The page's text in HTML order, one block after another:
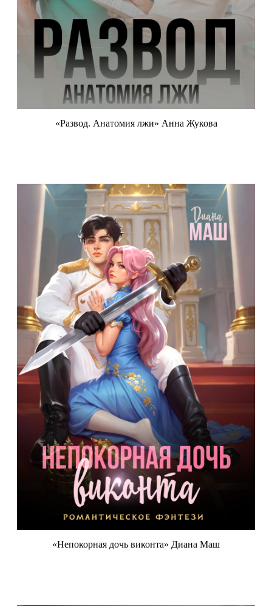
«Развод. Анатомия лжи» Анна Жукова
«Непокорная дочь виконта» Диана Маш